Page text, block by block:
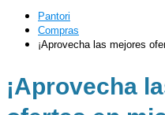
Pantori
Compras
¡Aprovecha las mejores
¡Aprovecha